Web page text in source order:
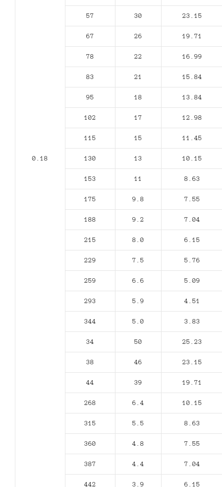
0.18
57 30 23.15
67 26 19.71
78 22 16.99
83 21 15.84
95 18 13.84
102 17 12.98
115 15 11.45
130 13 10.15
153 11 8.63
175 9.8 7.55
188 9.2 7.04
215 8.0 6.15
229 7.5 5.76
259 6.6 5.09
293 5.9 4.51
344 5.0 3.83
34 50 25.23
38 46 23.15
44 39 19.71
268 6.4 10.15
315 5.5 8.63
360 4.8 7.55
387 4.4 7.04
442 3.9 6.15